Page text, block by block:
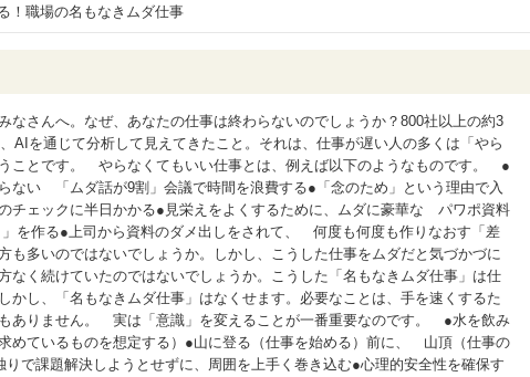
職場の名もなきムダ仕事
なさんへ。なぜ、あなたの仕事は終わらないのでしょうか？800社以上の約3
AIを通じて分析して見えてきたこと。それは、仕事が遅い人の多くは「やら
ことです。 やらなくてもいい仕事とは、例えば以下のようなものです。 ●
ない 「ムダ話が9割」会議で時間を浪費する●「念のため」という理由で入
チェックに半日かかる●見栄えをよくするために、ムダに豪華な パワポ資料
」を作る●上司から資料のダメ出しをされて、 何度も何度も作りなおす「差
多いのではないでしょうか。しかし、こうした仕事をムダだと気づかづに
なく続けていたのではないでしょうか。こうした「名もなきムダ仕事」は仕
し、「名もなきムダ仕事」はなくせます。必要なことは、手を速くするた
ありません。 実は「意識」を変えることが一番重要なのです。 ●水を飲み
めているものを想定する）●山に登る（仕事を始める）前に、 山頂（仕事の
で課題解決しようとせずに、周囲を上手く巻き込む●心理的安全性を確保す